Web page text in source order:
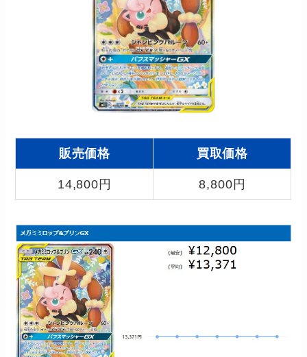
販売価格 買取価格
14,800円 8,800円